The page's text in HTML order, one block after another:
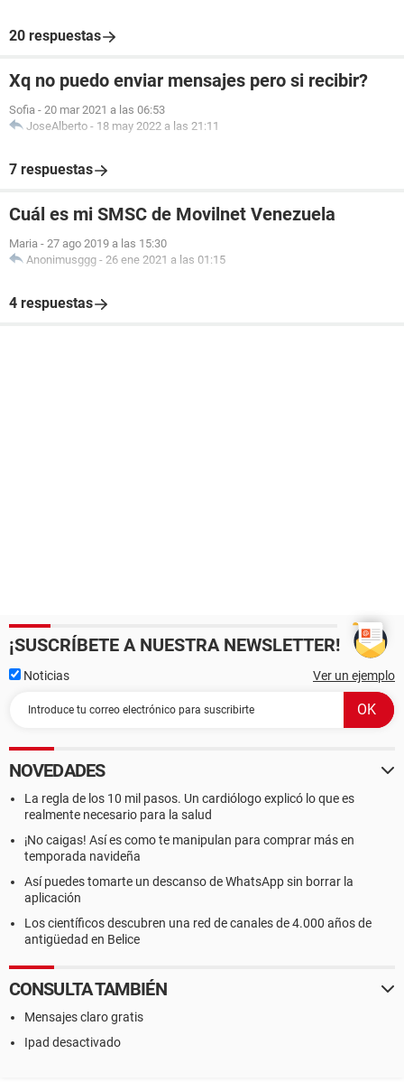
20 respuestas
Xq no puedo enviar mensajes pero si recibir?
Sofia - 20 mar 2021 a las 06:53
JoseAlberto - 18 may 2022 a las 21:11
7 respuestas
Cuál es mi SMSC de Movilnet Venezuela
Maria - 27 ago 2019 a las 15:30
Anonimusggg - 26 ene 2021 a las 01:15
4 respuestas
¡SUSCRÍBETE A NUESTRA NEWSLETTER!
Noticias Ver un ejemplo
NOVEDADES
La regla de los 10 mil pasos. Un cardiólogo explicó lo que es
realmente necesario para la salud
¡No caigas! Así es como te manipulan para comprar más en
temporada navideña
Así puedes tomarte un descanso de WhatsApp sin borrar la
aplicación
Los científicos descubren una red de canales de 4.000 años de
antigüedad en Belice
CONSULTA TAMBIÉN
Mensajes claro gratis
Ipad desactivado